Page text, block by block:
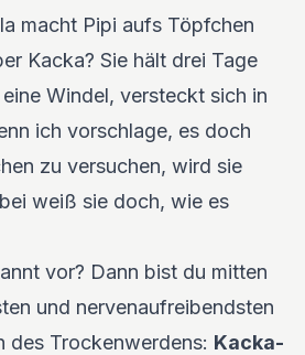
macht Pipi aufs Töpfchen
Kacka? Sie hält drei Tage
Windel, versteckt sich in
ich vorschlage, es doch
zu versuchen, wird sie
weiß sie doch, wie es
vor? Dann bist du mitten
und nervenaufreibendsten
des Trockenwerdens: Kacka-